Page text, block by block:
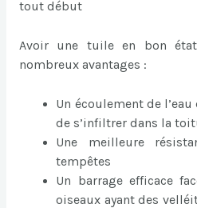
tout début
Avoir une tuile en bon
nombreux avantages :
Un écoulement de
de s’infiltrer dans la
Une meilleure
tempêtes
Un barrage efficace
oiseaux ayant des